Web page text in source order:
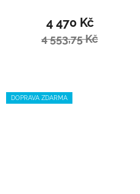
4 470 Kč
4 553,75 Kč
DOPRAVA ZDARMA